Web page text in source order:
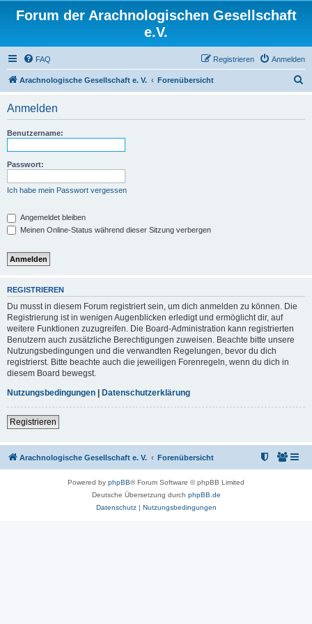
Forum der Arachnologischen Gesellschaft
e.V.
FAQ Anmelden
Registrieren
Arachnologische Gesellschaft e. V. Forenübersicht
Anmelden
Benutzername:
Passwort:
Ich habe mein Passwort vergessen
Angemeldet bleiben
Meinen Online-Status während dieser Sitzung verbergen
REGISTRIEREN
Du musst in diesem Forum registriert sein, um dich anmelden zu können. Die
Registrierung ist in wenigen Augenblicken erledigt und ermöglicht dir, auf
weitere Funktionen zuzugreifen. Die Board-Administration kann registrierten
Benutzern auch zusätzliche Berechtigungen zuweisen. Beachte bitte unsere
Nutzungsbedingungen und die verwandten Regelungen, bevor du dich
registrierst. Bitte beachte auch die jeweiligen Forenregeln, wenn du dich in
diesem Board bewegst.
Nutzungsbedingungen | Datenschutzerklärung
Registrieren
Arachnologische Gesellschaft e. V. Forenübersicht
Powered by phpBB® Forum Software © phpBB Limited
Deutsche Übersetzung durch phpBB.de
Datenschutz| Nutzungsbedingungen